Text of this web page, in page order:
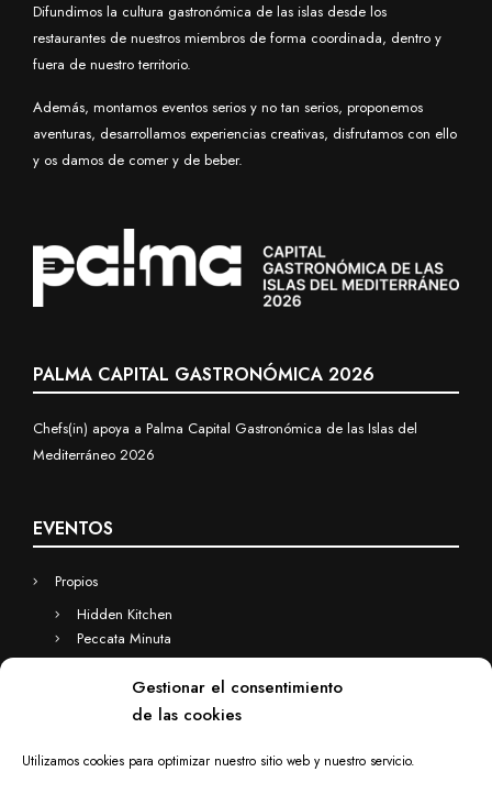
Gestionar el consentimiento
de las cookies
Utilizamos cookies para optimizar nuestro sitio web y nuestro servicio.
Difundimos la cultura gastronómica de las islas desde los
restaurantes de nuestros miembros de forma coordinada, dentro y
fuera de nuestro territorio.
Además, montamos eventos serios y no tan serios, proponemos
aventuras, desarrollamos experiencias creativas, disfrutamos con ello
y os damos de comer y de beber.
PALMA CAPITAL GASTRONÓMICA 2026
Chefs(in) apoya a Palma Capital Gastronómica de las Islas del
Mediterráneo 2026
EVENTOS
Propios
Hidden Kitchen
Peccata Minuta
Eventos a medida
Hidden Kitchen Business